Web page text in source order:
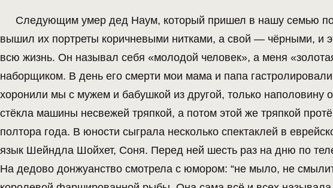
Следующим умер дед Наум, который пришел в нашу семью
вышил их портреты коричневыми нитками, а свой — чёрными, и
всю жизнь. Он называл себя «молодой человек», а меня
наборщиком. В день его смерти мои мама и папа
хоронили мы с мужем и бабушкой из другой, только
стёкла машины несвежей тряпкой, а потом этой же тряпкой
полтора года. В юности сыграла несколько спектаклей в
язык Шейндла Шойхет, Соня. Перед ней шесть раз на дню по
На дедово донжуанство смотрела с юмором: “не мыло, не